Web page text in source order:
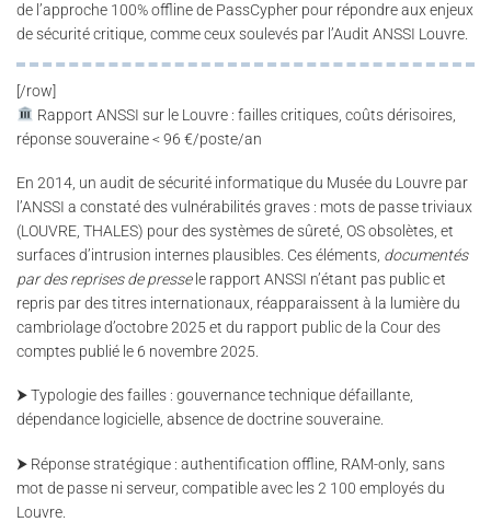
de l’approche 100% offline de PassCypher pour répondre aux enjeux
de sécurité critique, comme ceux soulevés par l’Audit ANSSI Louvre.
[/row]
Rapport ANSSI sur le Louvre : failles critiques, coûts dérisoires,
réponse souveraine < 96 €/poste/an
En 2014, un audit de sécurité informatique du Musée du Louvre par
l’ANSSI a constaté des vulnérabilités graves : mots de passe triviaux
(LOUVRE, THALES) pour des systèmes de sûreté, OS obsolètes, et
surfaces d’intrusion internes plausibles. Ces éléments, documentés
par des reprises de pressele rapport ANSSI n’étant pas public et
repris par des titres internationaux, réapparaissent à la lumière du
cambriolage d’octobre 2025 et du rapport public de la Cour des
comptes publié le 6 novembre 2025.
⮞ Typologie des failles : gouvernance technique défaillante,
dépendance logicielle, absence de doctrine souveraine.
⮞ Réponse stratégique : authentification offline, RAM-only, sans
mot de passe ni serveur, compatible avec les 2 100 employés du
Louvre.